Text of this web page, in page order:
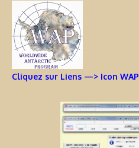
Cliquez sur Liens —> Icon WAP